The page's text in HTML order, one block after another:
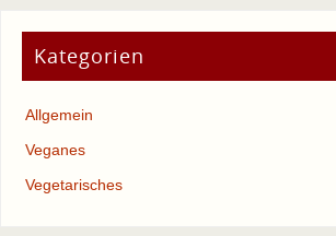
Kategorien
Allgemein
Veganes
Vegetarisches